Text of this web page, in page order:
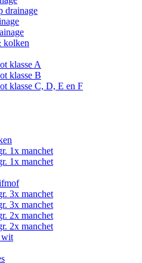
drainage
kolken
klasse A
klasse B
klasse C, D, E en F
1x manchet
1x manchet
3x manchet
3x manchet
2x manchet
2x manchet
wit